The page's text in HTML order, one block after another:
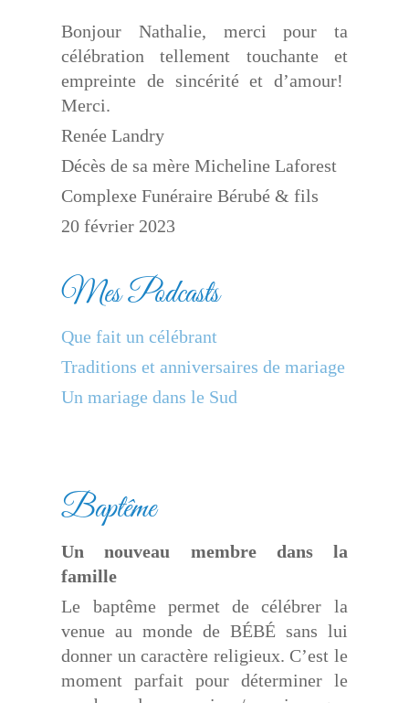
Bonjour Nathalie, merci pour ta
célébration tellement touchante et
empreinte de sincérité et d’amour!
Merci.
Renée Landry
Décès de sa mère Micheline Laforest
Complexe Funéraire Bérubé & fils
20 février 2023
Mes Podcasts
Que fait un célébrant
Traditions et anniversaires de mariage
Un mariage dans le Sud
Baptême
Un nouveau membre dans la
famille
Le baptême permet de célébrer la
venue au monde de BÉBÉ sans lui
donner un caractère religieux. C’est le
moment parfait pour déterminer le